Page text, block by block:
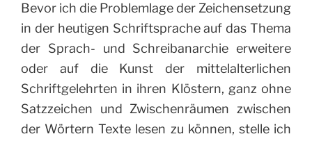
Bevor ich die Problemlage der Zeichensetzung
in der heutigen Schriftsprache auf das Thema
der Sprach- und Schreibanarchie erweitere
oder auf die Kunst der mittelalterlichen
Schriftgelehrten in ihren Klöstern, ganz ohne
Satzzeichen und Zwischenräumen zwischen
der Wörtern Texte lesen zu können, stelle ich